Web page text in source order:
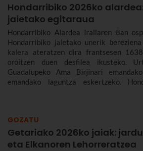
Hondarribiko 2026ko
jaietako egitaraua
Hondarribiko Alardea irailaren 8an
Hondarribiko jaietako unerik
kalera ateratzen dira frantsesen
oroitzen duen desfilea ikusteko.
Guadalupeko Ama Birjinari
emandako laguntza eskertzeko.
GOZATU
Getariako 2026ko jaiak:
eta Elkanoren Lehorreratzea